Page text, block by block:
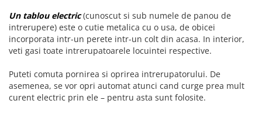
Un tablou electric(cunoscut si sub numele de panou de
intrerupere) este o cutie metalica cu o usa, de obicei
incorporata intr-un perete intr-un colt din acasa. In interior,
veti gasi toate intrerupatoarele locuintei respective.
Puteti comuta pornirea si oprirea intrerupatorului. De
asemenea, se vor opri automat atunci cand curge prea mult
curent electric prin ele – pentru asta sunt folosite.